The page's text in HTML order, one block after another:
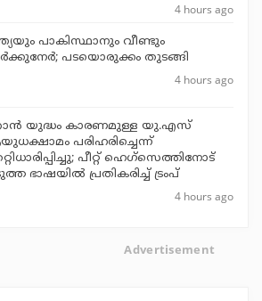
4 hours ago
പാകിസ്ഥാനും വീണ്ടും
പടയൊരുക്കം തുടങ്ങി
4 hours ago
യുദ്ധം കാരണമുള്ള യു.എസ്
പരിഹരിച്ചെന്ന്
പീറ്റ് ഹെഗ്‌സെത്തിനോട്
ഭാഷയില്‍ പ്രതികരിച്ച് ട്രംപ്
4 hours ago
Advertisement